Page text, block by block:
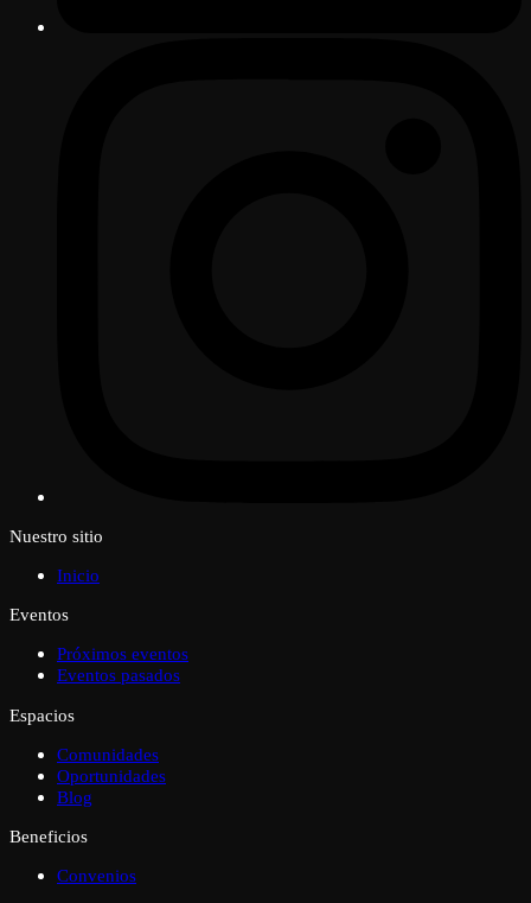
Nuestro sitio
Inicio
Eventos
Próximos eventos
Eventos pasados
Espacios
Comunidades
Oportunidades
Blog
Beneficios
Convenios